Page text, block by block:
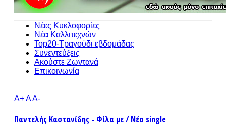
Νέες Κυκλοφορίες
Νέα Καλλιτεχνών
Top20-Τραγούδι εβδομάδας
Συνεντεύξεις
Ακούστε Ζωντανά
Επικοινωνία
A+AA-
Παντελής Καστανίδης - Φίλα με / Νέο single